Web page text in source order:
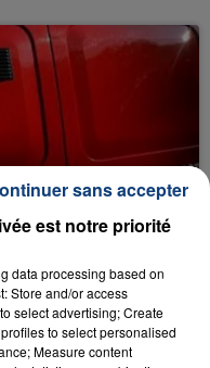
: UNE FEMME ET
LA...
feu après avoir
de trois mois
est notre priorité
data processing based on
Store and/or access
select advertising; Create
to select personalised
Measure content
sans accepter